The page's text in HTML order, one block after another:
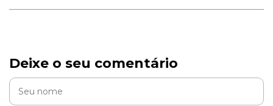
Deixe o seu comentário